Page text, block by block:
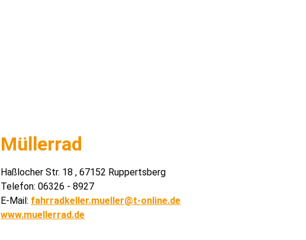
Müllerrad
Haßlocher Str. 18 , 67152 Ruppertsberg
Telefon: 06326 - 8927
E-Mail: fahrradkeller.mueller@t-online.de
www.muellerrad.de